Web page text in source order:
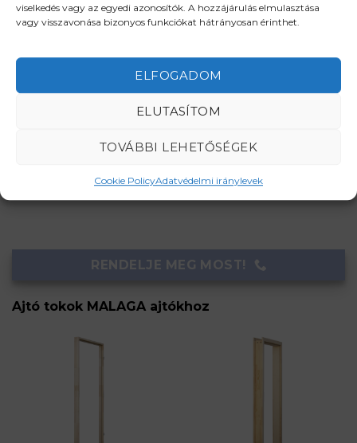
viselkedés vagy az egyedi azonosítók. A hozzájárulás elmulasztása
vagy visszavonása bizonyos funkciókat hátrányosan érinthet.
ELFOGADOM
ELUTASÍTOM
TOVÁBBI LEHETŐSÉGEK
Cookie PolicyAdatvédelmi iránylevek
RENDELJE MEG MOST!
Ajtó tokok MALAGA ajtókhoz